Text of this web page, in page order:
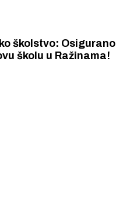
školstvo: Osigurano
školu u Ražinama!